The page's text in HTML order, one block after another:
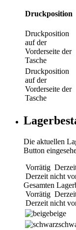
Druckposition
Druckposition
auf der
Vorderseite der
Tasche
Druckposition
auf der
Vorderseite der
Tasche
Die aktuellen
Button
Vorrätig
Derzeit nicht
Gesamten
Vorrätig
Derzeit nicht
beige